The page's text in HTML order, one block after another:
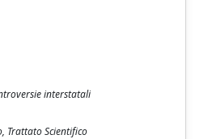
interstatali
Trattato Scientifico